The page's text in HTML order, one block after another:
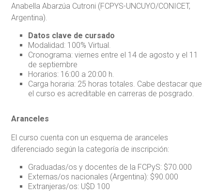
Anabella Abarzúa Cutroni (FCPYS-UNCUYO/CONICET,
Argentina).
Datos clave de cursado
Modalidad: 100% Virtual.
Cronograma: viernes entre el 14 de agosto y el 11
de septiembre
Horarios: 16:00 a 20:00 h.
Carga horaria: 25 horas totales. Cabe destacar que
el curso es acreditable en carreras de posgrado.
Aranceles
El curso cuenta con un esquema de aranceles
diferenciado según la categoría de inscripción:
Graduadas/os y docentes de la FCPyS: $70.000
Externas/os nacionales (Argentina): $90.000
Extranjeras/os: U$D 100